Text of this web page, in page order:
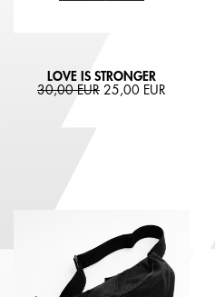
LOVE IS STRONGER
30,00 EUR 25,00 EUR